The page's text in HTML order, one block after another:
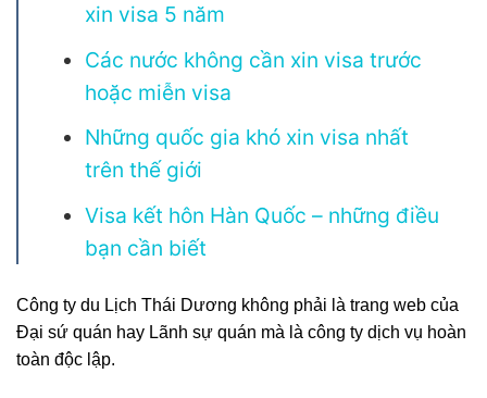
xin visa 5 năm
Các nước không cần xin visa trước
hoặc miễn visa
Những quốc gia khó xin visa nhất
trên thế giới
Visa kết hôn Hàn Quốc – những điều
bạn cần biết
Công ty du Lịch Thái Dương không phải là trang web của
Đại sứ quán hay Lãnh sự quán mà là công ty dịch vụ hoàn
toàn độc lập.